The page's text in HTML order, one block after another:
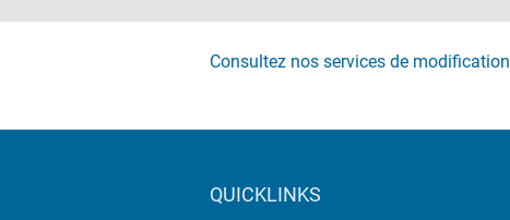
Consultez nos services de modification
QUICKLINKS